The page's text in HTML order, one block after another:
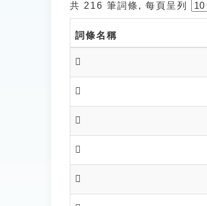
共 216 筆詞條, 每頁呈列
詞條名稱
𦌆
𦋻
𦋽
𦋾
𦋿